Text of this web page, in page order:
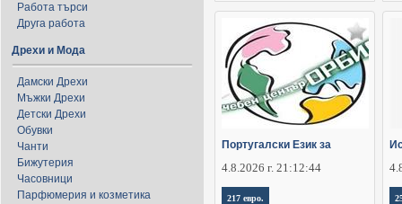
Работа търси
Друга работа
Дрехи и Мода
Дамски Дрехи
Мъжки Дрехи
Детски Дрехи
Обувки
Чанти
Бижутерия
Часовници
Парфюмерия и козметика
Португалски Език за
4.8.2026 г. 21:12:44
217 евро.